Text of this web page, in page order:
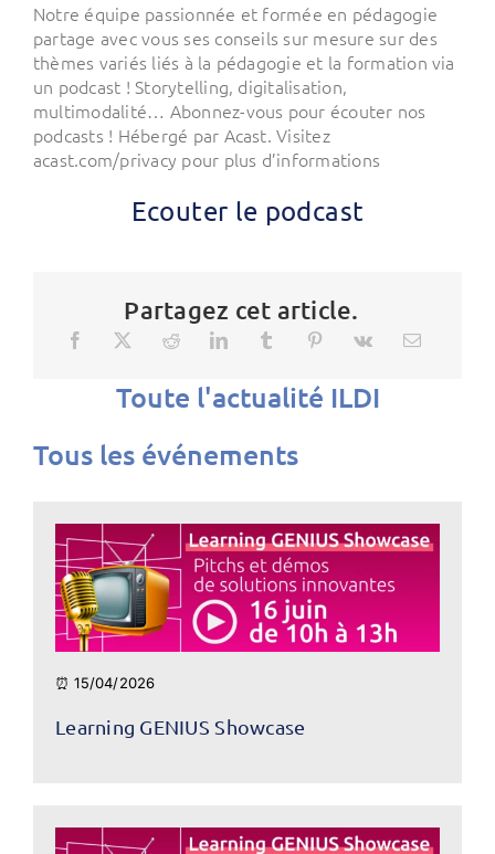
Notre équipe passionnée et formée en pédagogie
partage avec vous ses conseils sur mesure sur des
thèmes variés liés à la pédagogie et la formation via
un podcast ! Storytelling, digitalisation,
multimodalité… Abonnez-vous pour écouter nos
podcasts ! Hébergé par Acast. Visitez
acast.com/privacy pour plus d’informations
Ecouter le podcast
Partagez cet article.
Toute l'actualité ILDI
Tous les événements
⏰ 15/04/2026
Learning GENIUS Showcase